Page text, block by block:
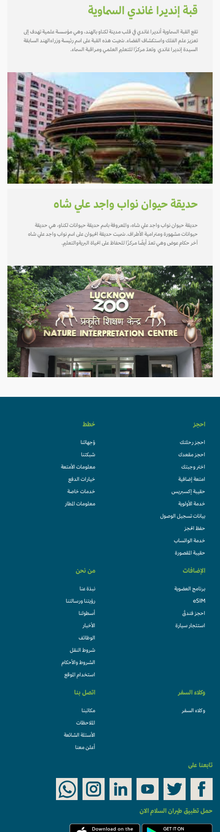
قبة إنديرا غاندي السماوية
تقع القبة السماوية أنديرا غاندي في قلب مدينة لكناو بالهند، وهي مؤسسة علمية تهدف إلى
تعزيز علم الفلك واستكشاف الفضاء. سُمّيت هذه القبة على اسم رئيسة وزراءالهند السابقة
السيدة إنديرا غاندي وتعدّ مركزًا للتعليم العلمي ومراقبة السماء.
حديقة حيوان نواب واجد علي شاه
حديقة حيوان نواب واجد علي شاه، والمعروفة باسم حديقة حيوانات لكناو، هي حديقة
حيوانات مشهورة ومترامية الأطراف. سُميت حديقة الحيوان على اسم نواب واجد علي شاه
آخر حكام عوض وهي تعدّ أيضًا مركزًا للحفاظ على الحياة البريةوالتعليم.
احجز
احجز رحلتك
احجز مقعدك
اختر وجبتك
امتعة إضافية
حقيبة إكسبريس
خدمة الأولوية
بيانات تسجيل الوصول
حفظ الحجز
خدمة الواتساب
حقيبة المقصورة
خطط
وُجهاتنا
شبكتنا
معلومات الأمتعة
خيارات الدفع
خدمات خاصة
معلومات المطار
الإضافات
برنامج العضوية
eSIM
احجز فندقً
استئجار سيارة
من نحن
نبذة عنا
رؤيتنا ورسالتنا
أسطولنا
الأخبار
الوظائف
شروط النقل
الشروط والأحكام
استخدام الموقع
وكلاء السفر
وكلاء السفر
اتصل بنا
مكاتبنا
الملاحظات
الأسئلة الشائعة
أعلن معنا
تابعنا على
حمل تطبيق طيران السلام الان